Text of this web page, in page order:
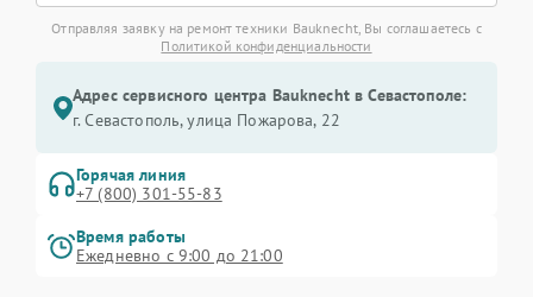
Отправляя заявку на ремонт техники Bauknecht, Вы соглашаетесь с
Политикой конфиденциальности
Адрес сервисного центра Bauknecht в Севастополе:
г. Севастополь, улица Пожарова, 22
Горячая линия
+7 (800) 301-55-83
Время работы
Ежедневно с 9:00 до 21:00